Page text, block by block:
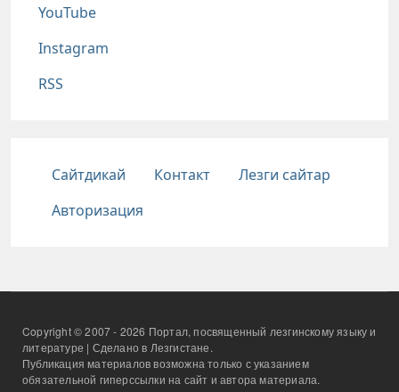
YouTube
Instagram
RSS
Подвал
Сайтдикай Контакт
Лезги сайтар
Авторизация
Copyright © 2007 - 2026 Портал, посвященный лезгинскому языку и
литературе | Сделано в Лезгистане.
Публикация материалов возможна только с указанием
обязательной гиперссылки на сайт и автора материала.